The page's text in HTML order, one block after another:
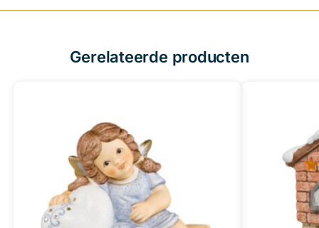
Gerelateerde producten